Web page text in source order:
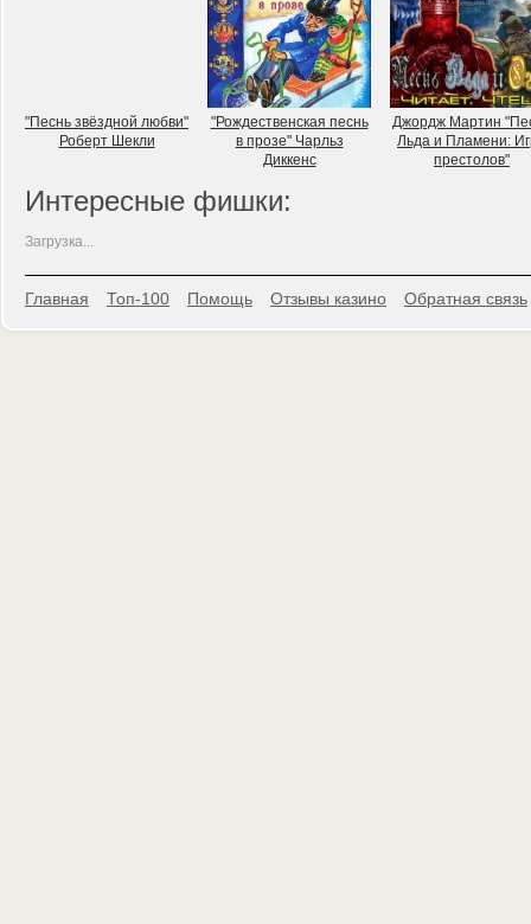
"Песнь звёздной любви"
Роберт Шекли
"Рождественская песнь
в прозе" Чарльз
Диккенс
Джордж Мартин
Льда и Пламени:
престолов"
Интересные фишки:
Загрузка...
Главная Топ-100 Помощь Отзывы казино Обратная связь